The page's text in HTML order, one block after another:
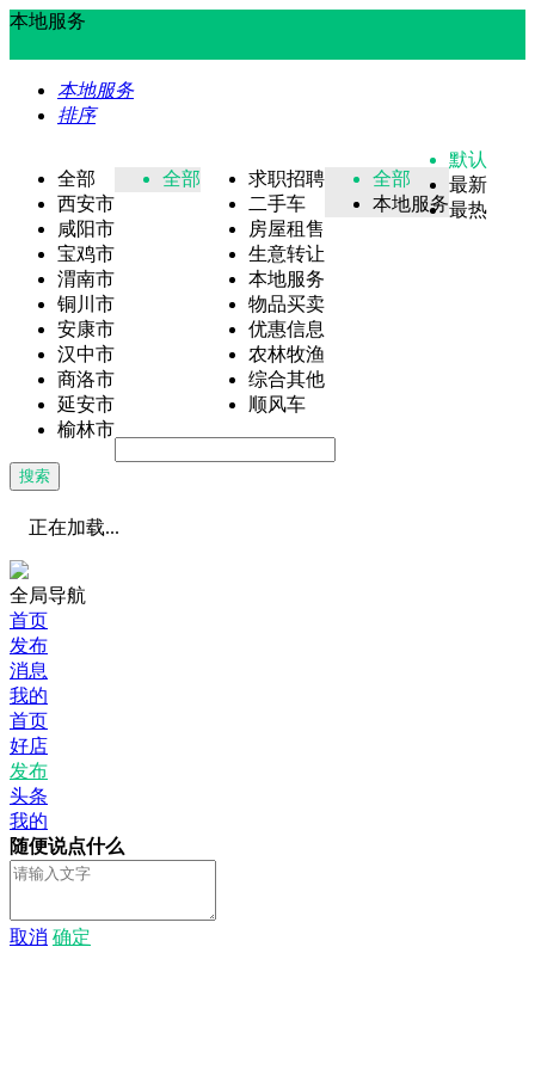
本地服务
本地服务
排序
全部
西安市
咸阳市
宝鸡市
渭南市
铜川市
安康市
汉中市
商洛市
延安市
榆林市
全部
求职招聘
二手车
房屋租售
生意转让
本地服务
物品买卖
优惠信息
农林牧渔
综合其他
顺风车
全部
本地服务
默认
最新
最热
搜索
正在加载...
全局导航
首页
发布
消息
我的
首页
好店
发布
头条
我的
随便说点什么
取消 确定